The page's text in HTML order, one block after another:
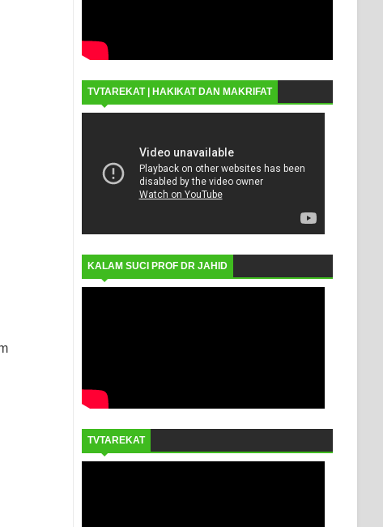
TVTAREKAT | HAKIKAT DAN MAKRIFAT
KALAM SUCI PROF DR JAHID
TVTAREKAT